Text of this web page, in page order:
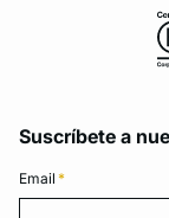
Suscríbete a
Email *